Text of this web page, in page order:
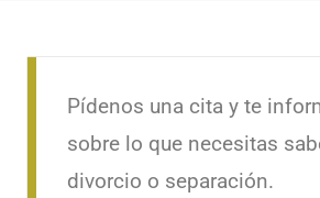
Pídenos una cita y te
sobre lo que necesitas
divorcio o separación.